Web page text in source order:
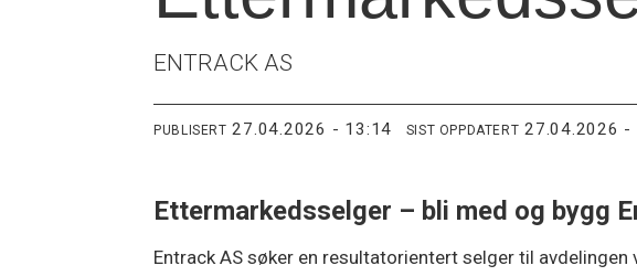
ENTRACK AS
PUBLISERT 27.04.2026 - 13:14 SIST OPPDATERT 27.04.2026
Ettermarkedsselger – bli med og bygg
Entrack AS søker en resultatorientert selger til avdelingen